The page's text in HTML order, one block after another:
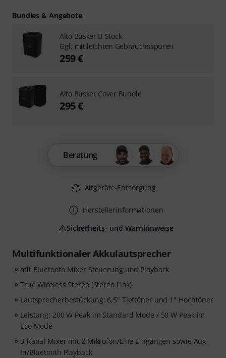
Multifunktionaler Akkulautsprecher
mit Bluetooth Mixer Steuerung und Playback
True Wireless Stereo (Stereo Link)
Lautsprecherbestückung: 6,5" Tieftöner und 1" Hochtöner
Leistung: 200 W Peak im Standard Mode / 50 W Peak im
Eco Mode
3-Kanal Mixer mit 2 Mikrofon/Line Eingängen sowie Aux-
In/Bluetooth Playback
Beratung
Altgeräte-Entsorgung
Herstellerinformationen
Sicherheits- und Warnhinweise
Bundles & Angebote
Alto Busker B-Stock
Ggf. mit leichten Gebrauchsspuren
259 €
Alto Busker Cover Bundle
295 €